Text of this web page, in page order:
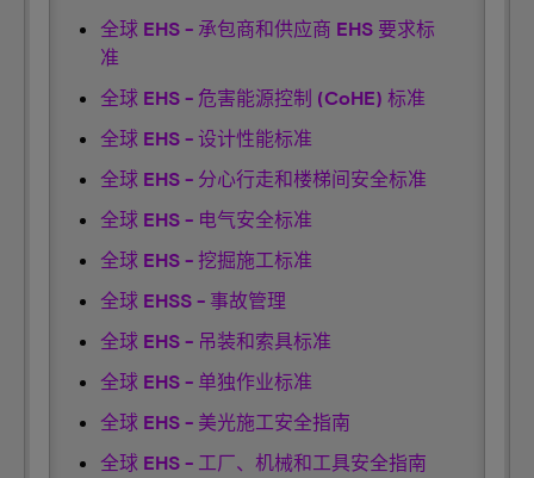
全球 EHS - 承包商和供应商 EHS 要求标
准
全球 EHS - 危害能源控制 (CoHE) 标准
全球 EHS - 设计性能标准
全球 EHS - 分心行走和楼梯间安全标准
全球 EHS - 电气安全标准
全球 EHS - 挖掘施工标准
全球 EHSS - 事故管理
全球 EHS - 吊装和索具标准
全球 EHS - 单独作业标准
全球 EHS - 美光施工安全指南
全球 EHS - 工厂、机械和工具安全指南